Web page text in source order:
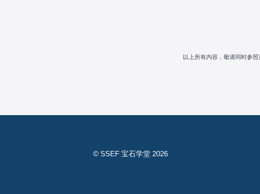
以上所有内容，敬请同时参
© SSEF 宝石学堂 2026